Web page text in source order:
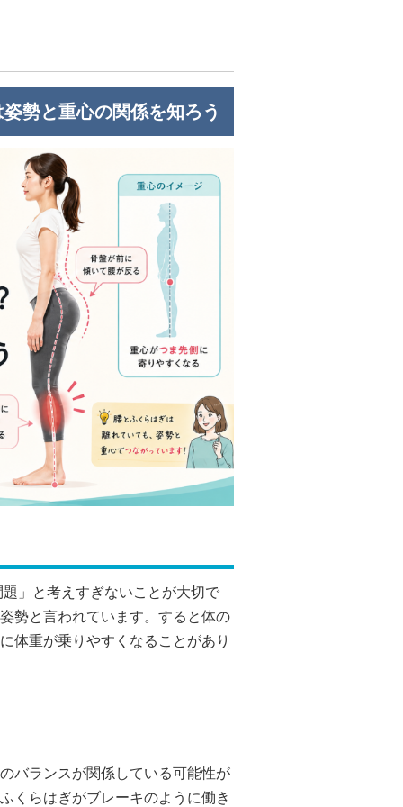
勢と重心の関係を知ろう
」と考えすぎないことが大切で
勢と言われています。すると体の
体重が乗りやすくなることがあり
バランスが関係している可能性が
くらはぎがブレーキのように働き